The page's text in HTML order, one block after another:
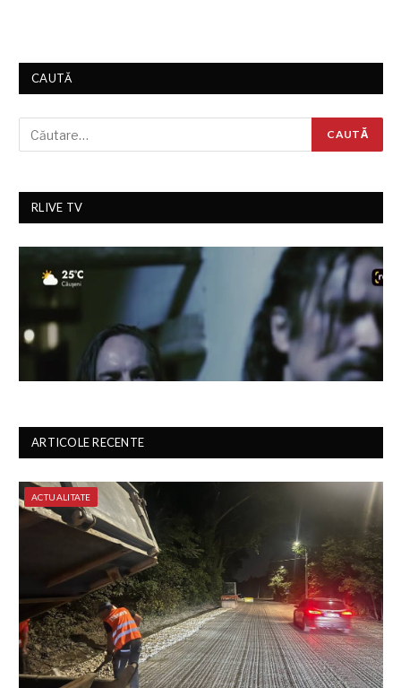
CAUTĂ
RLIVE TV
ARTICOLE RECENTE
ACTUALITATE